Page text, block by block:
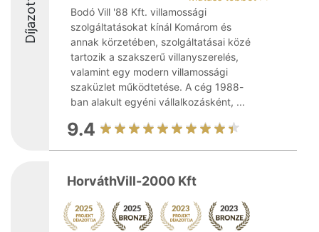
Díjazottak
Bodó Vill '88 Kft. villamossági
szolgáltatásokat kínál Komárom és
annak körzetében, szolgáltatásai közé
tartozik a szakszerű villanyszerelés,
valamint egy modern villamossági
szaküzlet működtetése. A cég 1988-
ban alakult egyéni vállalkozásként, ...
9.4
HorváthVill-2000 Kft